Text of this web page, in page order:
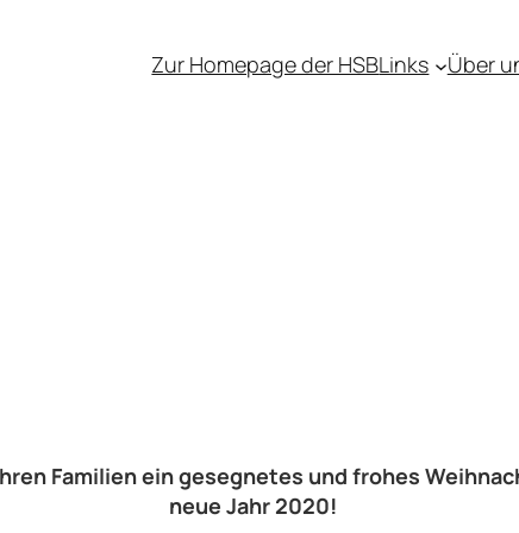
Zur Homepage der HSBLinks Über
Familien ein gesegnetes und frohes
neue Jahr 2020!